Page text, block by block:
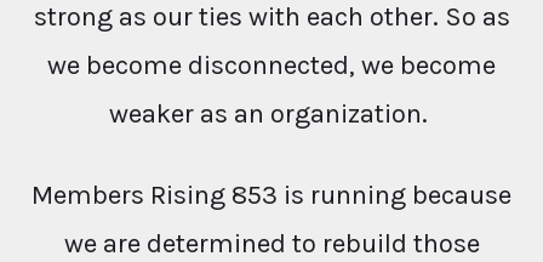
strong as our ties with each other. So as
we become disconnected, we become
weaker as an organization.
Members Rising 853 is running because
we are determined to rebuild those